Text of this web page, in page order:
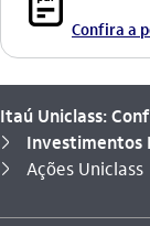
Confira a
Itaú Uniclass:
seta_direita Investimentos
seta_direita
Você está aqui:
Ações Uniclass